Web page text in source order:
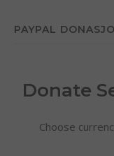
PAYPAL
Donate
Choose